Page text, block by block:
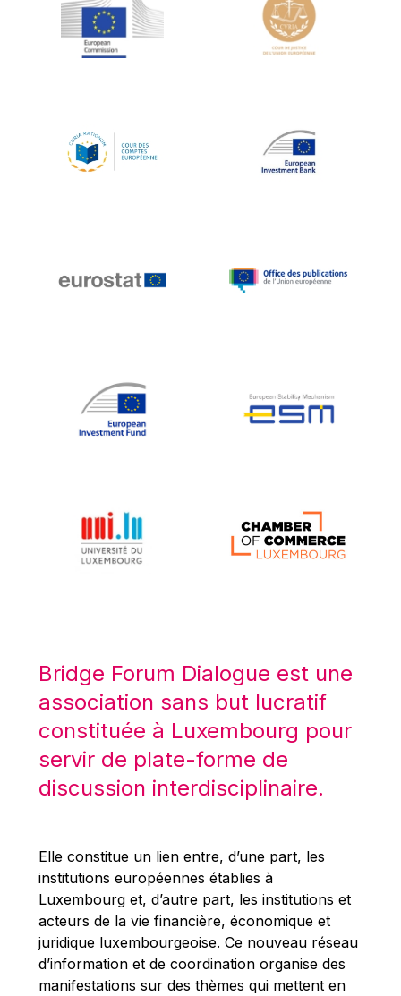
Jean-Louis Schiltz
Jean-Victor Louis
Johnny Åkerholm
Katharien L.C. Hunt
Klaus-Heiner Lehne
Koen LENAERTS
Lars Heikensten
Lucas Papademos
Máire Geoghegan-Quinn
Mario Centeno
Mario Monti
Maroš ŠEFČOVIČ
Martin Bailey
Martine Reicherts
Michael Sohlman
Michel Goedert
Mireille Delmas-Marty
Nobuo Tanaka
Otmar Issing
Bridge Forum Dialogue est une
association sans but lucratif
constituée à Luxembourg pour
servir de plate-forme de
discussion interdisciplinaire.
Elle constitue un lien entre, d’une part, les
institutions européennes établies à
Luxembourg et, d’autre part, les institutions et
acteurs de la vie financière, économique et
juridique luxembourgeoise. Ce nouveau réseau
d’information et de coordination organise des
manifestations sur des thèmes qui mettent en